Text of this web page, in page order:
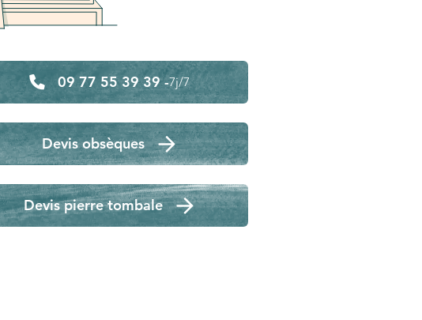
09 77 55 39 39 -7j/7
Devis obsèques
Devis pierre tombale